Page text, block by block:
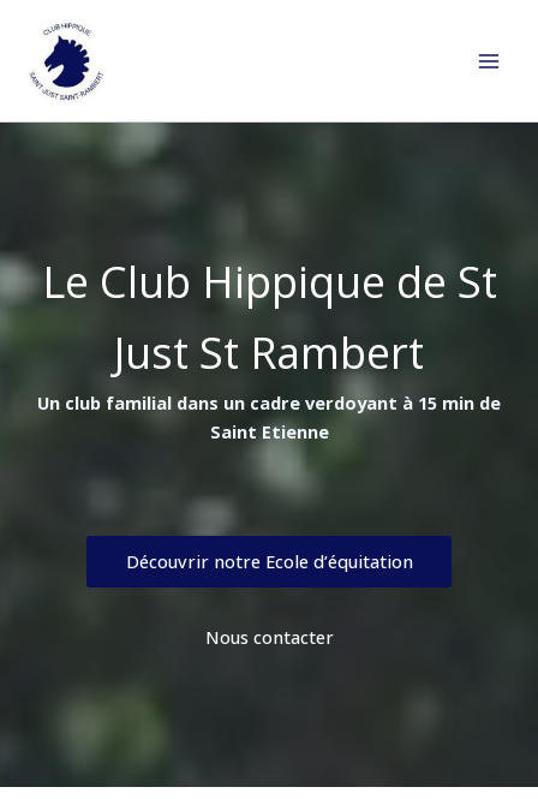
contenu
Le Club Hippique de St
Just St Rambert
Un club familial dans un cadre verdoyant à 15 min de
Saint Etienne
Découvrir notre Ecole d’équitation
Nous contacter